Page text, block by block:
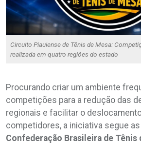
Circuito Piauiense de Tênis de Mesa:
realizada em quatro regiões do estado
Procurando criar um ambiente
competições para a redução das
regionais e facilitar o
competidores, a iniciativa segue
Confederação Brasileira de Tênis